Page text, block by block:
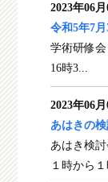
2023年06月
令和5年7
学術研修
16時3...
2023年06月
あはきの
あはき検
１時から１